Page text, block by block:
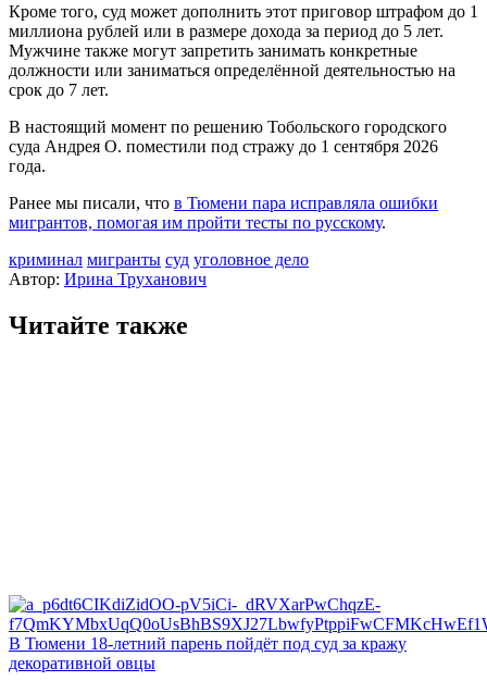
Кроме того, суд может дополнить этот приговор штрафом до 1
миллиона рублей или в размере дохода за период до 5 лет.
Мужчине также могут запретить занимать конкретные
должности или заниматься определённой деятельностью на
срок до 7 лет.
В настоящий момент по решению Тобольского городского
суда Андрея О. поместили под стражу до 1 сентября 2026
года.
Ранее мы писали, что в Тюмени пара исправляла ошибки
мигрантов, помогая им пройти тесты по русскому.
криминал мигранты суд уголовное дело
Автор: Ирина Труханович
Читайте также
В Тюмени 18‑летний парень пойдёт под суд за кражу
декоративной овцы